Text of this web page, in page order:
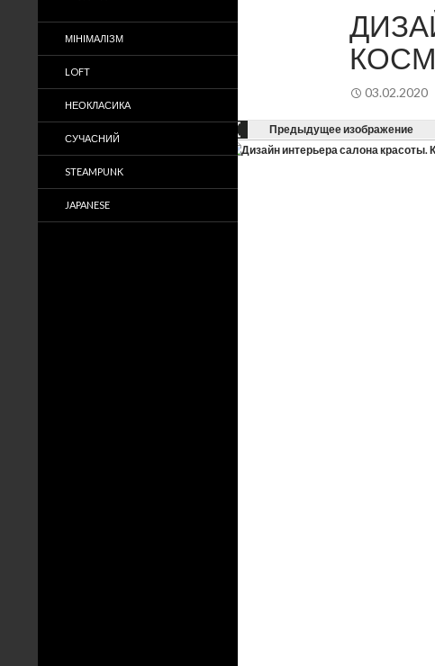
03.02.2020
Предыдущее изображение
МІНІМАЛІЗМ
LOFT
НЕОКЛАСИКА
СУЧАСНИЙ
STEAMPUNK
JAPANESE